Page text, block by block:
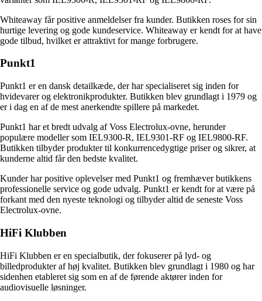
Whiteaway får positive anmeldelser fra kunder. Butikken roses for sin
hurtige levering og gode kundeservice. Whiteaway er kendt for at have
gode tilbud, hvilket er attraktivt for mange forbrugere.
Punkt1
Punkt1 er en dansk detailkæde, der har specialiseret sig inden for
hvidevarer og elektronikprodukter. Butikken blev grundlagt i 1979 og
er i dag en af de mest anerkendte spillere på markedet.
Punkt1 har et bredt udvalg af Voss Electrolux-ovne, herunder
populære modeller som IEL9300-R, IEL9301-RF og IEL9800-RF.
Butikken tilbyder produkter til konkurrencedygtige priser og sikrer, at
kunderne altid får den bedste kvalitet.
Kunder har positive oplevelser med Punkt1 og fremhæver butikkens
professionelle service og gode udvalg. Punkt1 er kendt for at være på
forkant med den nyeste teknologi og tilbyder altid de seneste Voss
Electrolux-ovne.
HiFi Klubben
HiFi Klubben er en specialbutik, der fokuserer på lyd- og
billedprodukter af høj kvalitet. Butikken blev grundlagt i 1980 og har
sidenhen etableret sig som en af de førende aktører inden for
audiovisuelle løsninger.